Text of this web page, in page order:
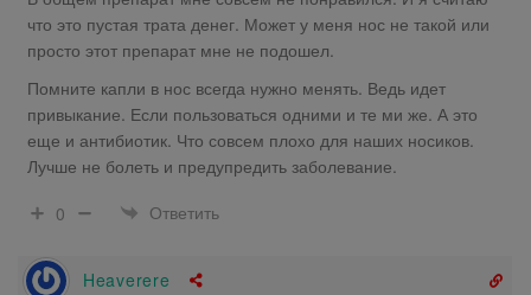
что это пустая трата денег. Может у меня нос не такой или
просто этот препарат мне не подошел.
Помните капли в нос всегда нужно менять. Ведь идет
привыкание. Если пользоваться одними и те ми же. А это
еще и антибиотик. Что совсем плохо для наших носиков.
Лучше не болеть и предупредить заболевание.
0
Ответить
Heaverere